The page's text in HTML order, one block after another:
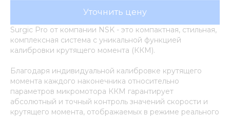
Уточнить цену
Surgic Pro от компании NSK - это компактная, стильная,
комплексная система с уникальной функцией
калибровки крутящего момента (ККМ).
Благодаря индивидуальной калибровке крутящего
момента каждого наконечника относительно
параметров микромотора ККМ гарантирует
абсолютный и точный контроль значений скорости и
крутящего момента, отображаемых в режиме реального